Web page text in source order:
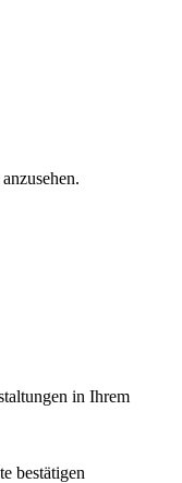
in Ihrem
bestätigen